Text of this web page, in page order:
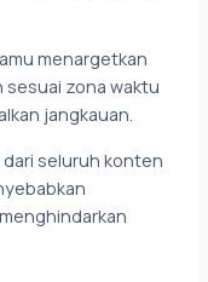
menargetkan
sesuai zona waktu
jangkauan.
seluruh konten